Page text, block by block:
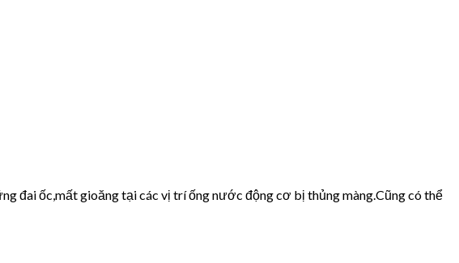
đai ốc,mất gioăng tại các vị trí ống nước động cơ bị thủng màng.Cũng có thể